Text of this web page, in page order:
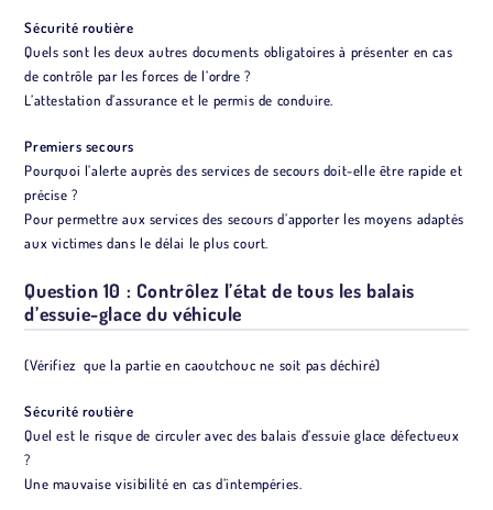
Sécurité routière
Quels sont les deux autres documents obligatoires à présenter en cas
de contrôle par les forces de l’ordre ?
L’attestation d’assurance et le permis de conduire.
Premiers secours
Pourquoi l’alerte auprès des services de secours doit-elle être rapide et
précise ?
Pour permettre aux services des secours d’apporter les moyens adaptés
aux victimes dans le délai le plus court.
Question 10 : Contrôlez l’état de tous les balais
d’essuie-glace du véhicule
(Vérifiez que la partie en caoutchouc ne soit pas déchiré)
Sécurité routière
Quel est le risque de circuler avec des balais d’essuie glace défectueux
?
Une mauvaise visibilité en cas d’intempéries.